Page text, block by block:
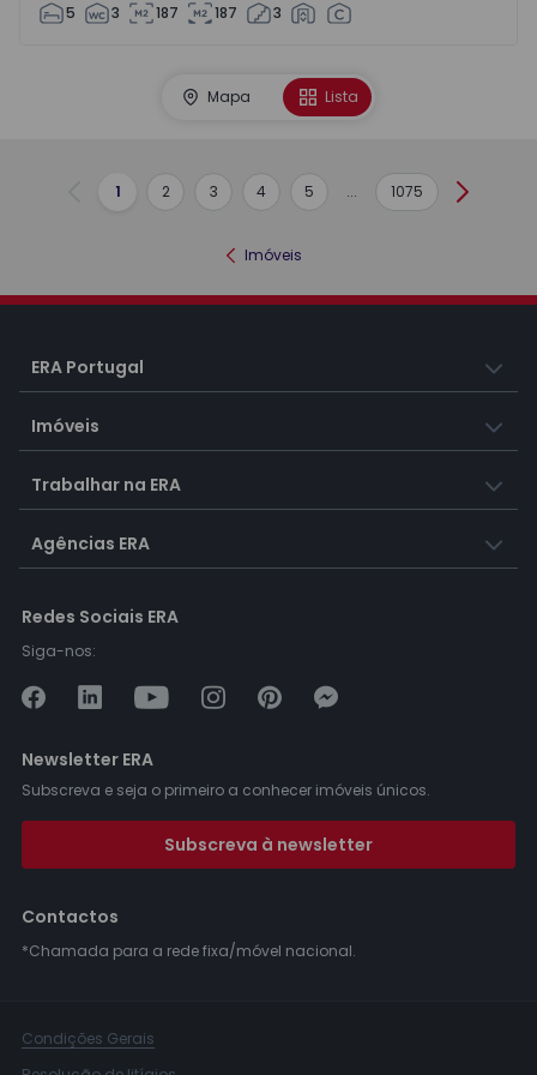
5 3 187 187 3
Mapa Lista
Anterior
1 2 3 4 5 ... 1075
Imóveis
ERA Portugal
Imóveis
Trabalhar na ERA
Agências ERA
Redes Sociais ERA
Siga-nos:
Newsletter ERA
Subscreva e seja o primeiro a conhecer imóveis únicos.
Subscreva à newsletter
Contactos
*Chamada para a rede fixa/móvel nacional.
Condições Gerais